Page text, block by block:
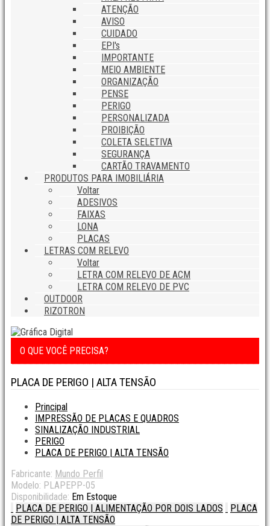
ATENÇÃO
AVISO
CUIDADO
EPI's
IMPORTANTE
MEIO AMBIENTE
ORGANIZAÇÃO
PENSE
PERIGO
PERSONALIZADA
PROIBIÇÃO
COLETA SELETIVA
SEGURANÇA
CARTÃO TRAVAMENTO
PRODUTOS PARA IMOBILIÁRIA
Voltar
ADESIVOS
FAIXAS
LONA
PLACAS
LETRAS COM RELEVO
Voltar
LETRA COM RELEVO DE ACM
LETRA COM RELEVO DE PVC
OUTDOOR
RIZOTRON
O QUE VOCÊ PRECISA?
PLACA DE PERIGO | ALTA TENSÃO
Principal
IMPRESSÃO DE PLACAS E QUADROS
SINALIZAÇÃO INDUSTRIAL
PERIGO
PLACA DE PERIGO | ALTA TENSÃO
Fabricante: Mundo Perfil
Modelo: PLAPEPP-05
Disponibilidade: Em Estoque
PLACA DE PERIGO | ALIMENTAÇÃO POR DOIS LADOS
PLACA
DE PERIGO | ALTA TENSÃO